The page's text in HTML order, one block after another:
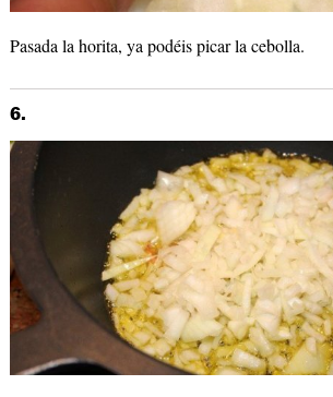
Pasada la horita, ya podéis picar la cebolla.
6.